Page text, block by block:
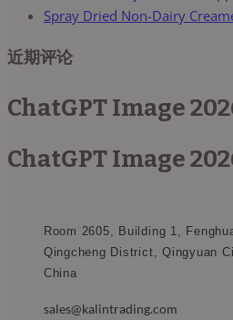
Spray Dried Non-Dairy
近期评论
ChatGPT Image
ChatGPT Image
Room 2605, Building 1,
Qingcheng District, Qingyuan
China​
sales@kalintrading.com